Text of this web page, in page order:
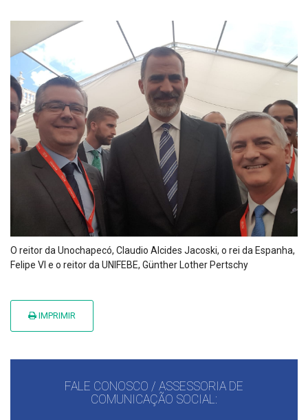
O reitor da Unochapecó, Claudio Alcides Jacoski, o rei da Espanha,
Felipe VI e o reitor da UNIFEBE, Günther Lother Pertschy
IMPRIMIR
FALE CONOSCO / ASSESSORIA DE
COMUNICAÇÃO SOCIAL: